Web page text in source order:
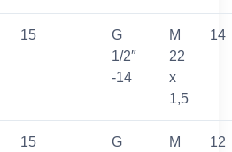
15
G
1/2″
-14
M
22
x
1,5
14
15
G
M
12